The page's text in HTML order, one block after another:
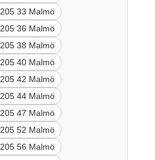
205 33 Malmö
205 36 Malmö
205 38 Malmö
205 40 Malmö
205 42 Malmö
205 44 Malmö
205 47 Malmö
205 52 Malmö
205 56 Malmö